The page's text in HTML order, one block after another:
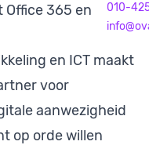
010-
365 en IT-
en ICT maakt
voor
aanwezigheid
op orde willen